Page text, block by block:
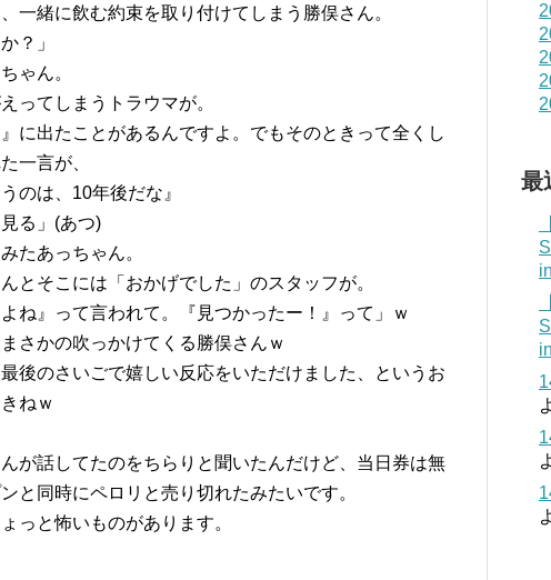
一緒に飲む約束を取り付けてしまう勝俣さん。
？」
ゃん。
ってしまうトラウマが。
に出たことがあるんですよ。でもそのときって全くし
一言が、
のは、10年後だな』
る」(あつ)
たあっちゃん。
とそこには「おかげでした」のスタッフが。
ね』って言われて。『見つかったー！』って」ｗ
さかの吹っかけてくる勝俣さんｗ
後のさいごで嬉しい反応をいただけました、というお
ねｗ
が話してたのをちらりと聞いたんだけど、当日券は無
と同時にペロリと売り切れたみたいです。
っと怖いものがあります。
最